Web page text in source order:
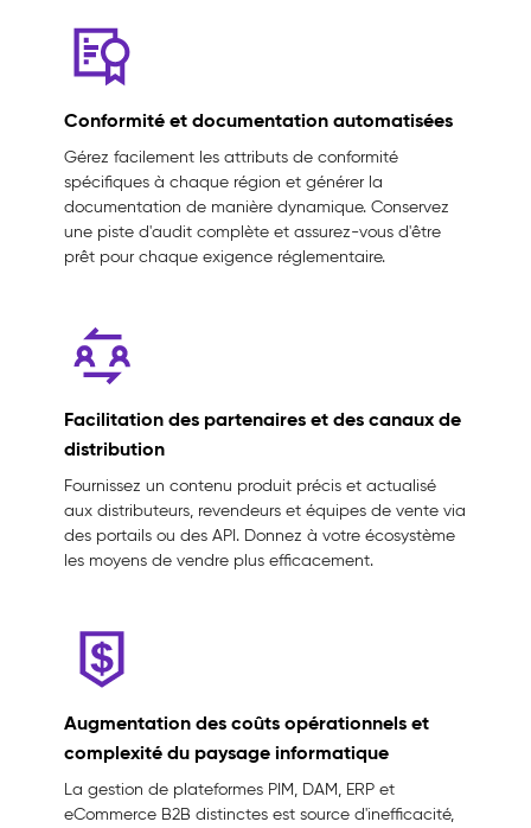
Conformité et documentation automatisées
Gérez facilement les attributs de conformité
spécifiques à chaque région et générer la
documentation de manière dynamique. Conservez
une piste d'audit complète et assurez-vous d'être
prêt pour chaque exigence réglementaire.
Facilitation des partenaires et des canaux de
distribution
Fournissez un contenu produit précis et actualisé
aux distributeurs, revendeurs et équipes de vente via
des portails ou des API. Donnez à votre écosystème
les moyens de vendre plus efficacement.
Augmentation des coûts opérationnels et
complexité du paysage informatique
La gestion de plateformes PIM, DAM, ERP et
eCommerce B2B distinctes est source d'inefficacité,